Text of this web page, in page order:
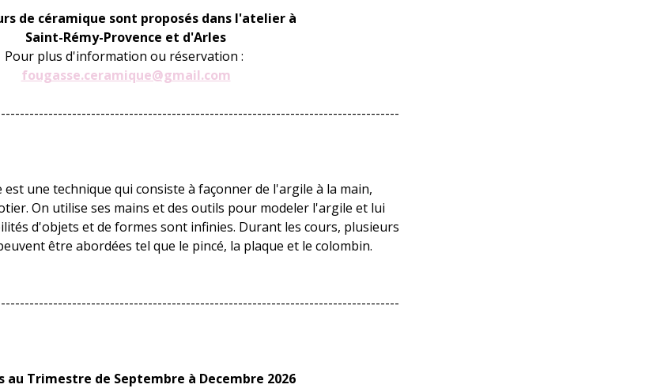
de céramique sont proposés dans l'atelier à
Saint-Rémy-Provence et d'Arles
Pour plus d'information ou réservation :
fougasse.ceramique@gmail.com
une technique qui consiste à façonner de l'argile à la main,
On utilise ses mains et des outils pour modeler l'argile et lui
d'objets et de formes sont infinies. Durant les cours, plusieurs
être abordées tel que le pincé, la plaque et le colombin.
au Trimestre de Septembre à Decembre 2026